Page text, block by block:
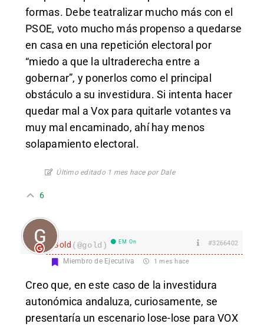
formas. Debe teatralizar mucho más con el
PSOE, voto mucho más propenso a quedarse
en casa en una repetición electoral por
“miedo a que la ultraderecha entre a
gobernar”, y ponerlos como el principal
obstáculo a su investidura. Si intenta hacer
quedar mal a Vox para quitarle votantes va
muy mal encaminado, ahí hay menos
solapamiento electoral.
Último editado 1 mes hace por Dale
6
Gold (@gold) EM On #3266402
Miembro de Ejecutiva 1 mes hace
Creo que, en este caso de la investidura
autonómica andaluza, curiosamente, se
presentaría un escenario lose-lose para VOX